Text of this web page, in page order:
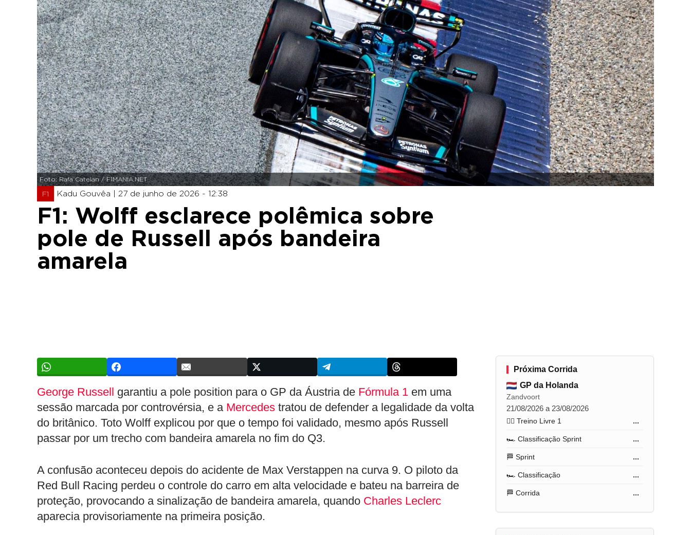
Foto: Rafa Catelan / F1MANIA.NET
F1 Kadu Gouvêa | 27 de junho de 2026 - 12:38
F1: Wolff esclarece polêmica sobre
pole de Russell após bandeira
amarela
George Russell garantiu a pole position para o GP da Áustria de Fórmula 1 em uma
sessão marcada por controvérsia, e a Mercedes tratou de defender a legalidade da volta
do britânico. Toto Wolff explicou por que o tempo foi validado, mesmo após Russell
passar por um trecho com bandeira amarela no fim do Q3.
A confusão aconteceu depois do acidente de Max Verstappen na curva 9. O piloto da
Red Bull Racing perdeu o controle do carro em alta velocidade e bateu na barreira de
proteção, provocando a sinalização de bandeira amarela, quando Charles Leclerc
aparecia provisoriamente na primeira posição.
Próxima Corrida
GP da Holanda
Zandvoort
21/08/2026 a 23/08/2026
🏋️‍♂️ Treino Livre 1 ...
🏎️ Classificação Sprint ...
🏁 Sprint ...
🏎️ Classificação ...
🏁 Corrida ...